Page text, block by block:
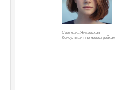
Светлана Янковская
Консультант по новостройкам